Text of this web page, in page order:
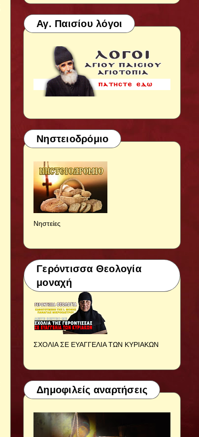
Αγ. Παισίου λόγοι
Νηστειοδρόμιο
Νηστείες
Γερόντισσα Θεολογία
μοναχή
ΣΧΟΛΙΑ ΣΕ ΕΥΑΓΓΕΛΙΑ ΤΩΝ ΚΥΡΙΑΚΩΝ
Δημοφιλείς αναρτήσεις